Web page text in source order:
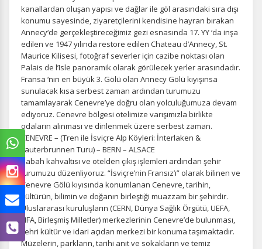
kanallardan oluşan yapısı ve dağlar ile göl arasındaki sıra dışı
konumu sayesinde, ziyaretçilerini kendisine hayran bırakan
Annecy‘de gerçekleştireceğimiz gezi esnasında 17. YY ‘da inşa
edilen ve 1947 yılında restore edilen Chateau d’Annecy, St.
Maurice Kilisesi, fotoğraf severler için cazibe noktası olan
Palais de l’Isle panoramik olarak görülecek yerler arasındadır.
Fransa ‘nın en büyük 3. Gölü olan Annecy Gölü kıyışınsa
sunulacak kısa serbest zaman ardından turumuzu
tamamlayarak Cenevre’ye doğru olan yolculuğumuza devam
ediyoruz. Cenevre bölgesi otelimize varışımızla birlikte
odaların alınması ve dinlenmek üzere serbest zaman.
CENEVRE – (Tren ile İsviçre Alp Köyleri: İnterlaken &
Lauterbrunnen Turu) – BERN – ALSACE
Sabah kahvaltısı ve otelden çıkış işlemleri ardından şehir
turumuzu düzenliyoruz. “İsviçre’nin Fransız’ı” olarak bilinen ve
Cenevre Gölü kıyısında konumlanan Cenevre, tarihin,
kültürün, bilimin ve doğanın birleştiği muazzam bir şehirdir.
Uluslararası kuruluşların (CERN, Dünya Sağlık Örgütü, UEFA,
FIFA, Birleşmiş Milletler) merkezlerinin Cenevre’de bulunması,
şehri kültür ve idari açıdan merkezi bir konuma taşımaktadır.
Müzelerin, parkların, tarihi anıt ve sokakların ve temiz